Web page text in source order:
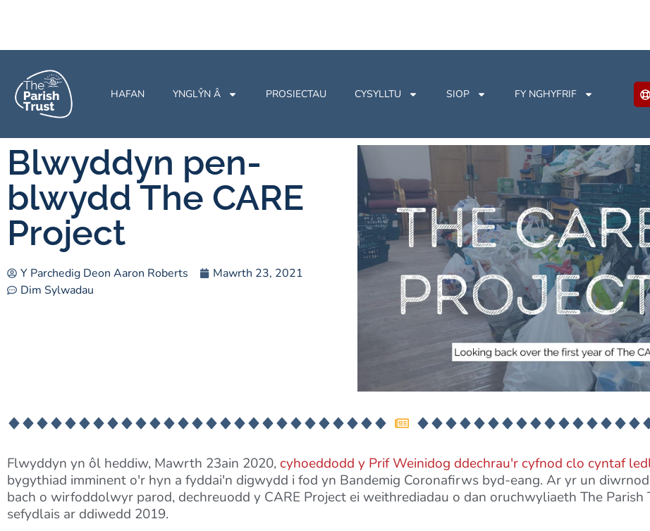
HAFAN YNGLŶN Â PROSIECTAU CYSYLLTU SIOP FY NGHYFRIF
Blwyddyn pen-
blwydd The CARE
Project
Y Parchedig Deon Aaron Roberts
Mawrth 23, 2021
Dim Sylwadau
Flwyddyn yn ôl heddiw, Mawrth 23ain 2020, cyhoeddodd y Prif Weinidog ddechrau'r cyfnod clo cyntaf
bygythiad imminent o'r hyn a fyddai'n digwydd i fod yn Bandemig Coronafirws byd-eang. Ar yr un
bach o wirfoddolwyr parod, dechreuodd y CARE Project ei weithrediadau o dan oruchwyliaeth The Parish
sefydlais ar ddiwedd 2019.